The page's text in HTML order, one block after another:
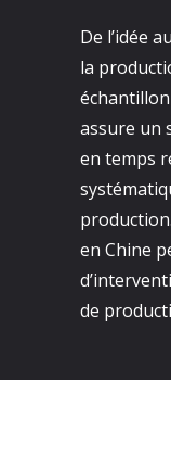
De l’idée
la
assure un
en temps
en Chine
de